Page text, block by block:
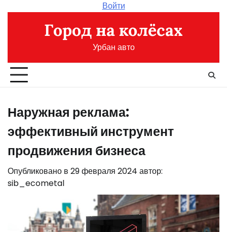
содержимому
Войти
Город на колёсах
Урбан авто
Наружная реклама:
эффективный инструмент
продвижения бизнеса
Опубликовано в 29 февраля 2024 автор:
sib_ecometal